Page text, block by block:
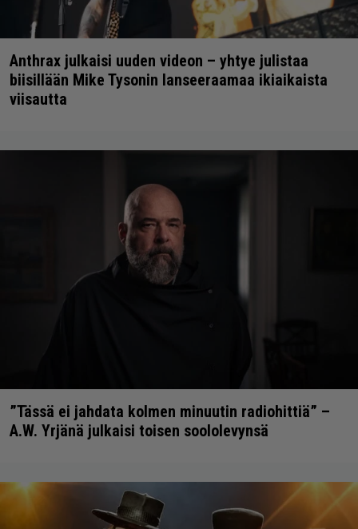
Anthrax julkaisi uuden videon – yhtye julistaa
biisillään Mike Tysonin lanseeraamaa ikiaikaista
viisautta
”Tässä ei jahdata kolmen minuutin radiohittiä” –
A.W. Yrjänä julkaisi toisen soololevynsä